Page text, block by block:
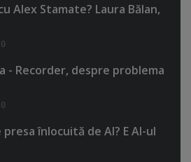
Alex Stamate? Laura Bălan,
0
- Recorder, despre problema
0
presa înlocuită de AI? E AI-ul